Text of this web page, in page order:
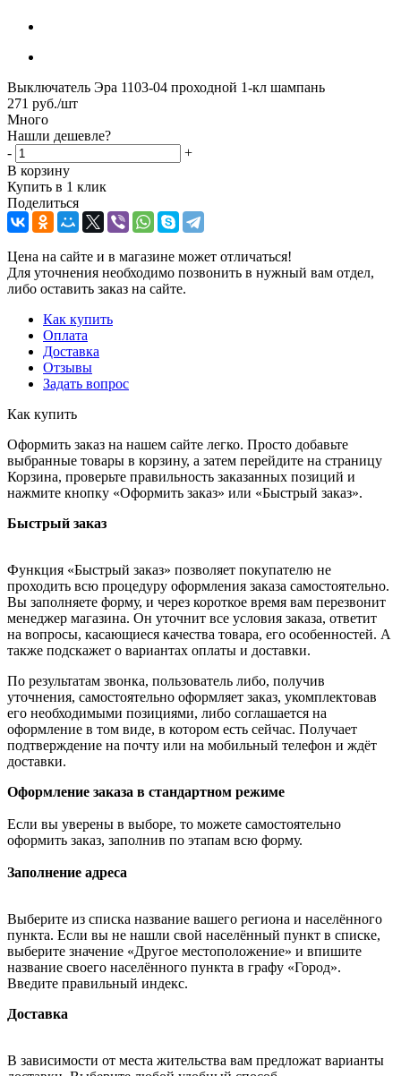
Выключатель Эра 1103-04 проходной 1-кл шампань
271 руб./шт
Много
Нашли дешевле?
-
+
В корзину
Купить в 1 клик
Поделиться
Цена на сайте и в магазине может отличаться!
Для уточнения необходимо позвонить в нужный вам отдел,
либо оставить заказ на сайте.
Как купить
Оплата
Доставка
Отзывы
Задать вопрос
Как купить
Оформить заказ на нашем сайте легко. Просто добавьте
выбранные товары в корзину, а затем перейдите на страницу
Корзина, проверьте правильность заказанных позиций и
нажмите кнопку «Оформить заказ» или «Быстрый заказ».
Быстрый заказ
Функция «Быстрый заказ» позволяет покупателю не
проходить всю процедуру оформления заказа самостоятельно.
Вы заполняете форму, и через короткое время вам перезвонит
менеджер магазина. Он уточнит все условия заказа, ответит
на вопросы, касающиеся качества товара, его особенностей. А
также подскажет о вариантах оплаты и доставки.
По результатам звонка, пользователь либо, получив
уточнения, самостоятельно оформляет заказ, укомплектовав
его необходимыми позициями, либо соглашается на
оформление в том виде, в котором есть сейчас. Получает
подтверждение на почту или на мобильный телефон и ждёт
доставки.
Оформление заказа в стандартном режиме
Если вы уверены в выборе, то можете самостоятельно
оформить заказ, заполнив по этапам всю форму.
Заполнение адреса
Выберите из списка название вашего региона и населённого
пункта. Если вы не нашли свой населённый пункт в списке,
выберите значение «Другое местоположение» и впишите
название своего населённого пункта в графу «Город».
Введите правильный индекс.
Доставка
В зависимости от места жительства вам предложат варианты